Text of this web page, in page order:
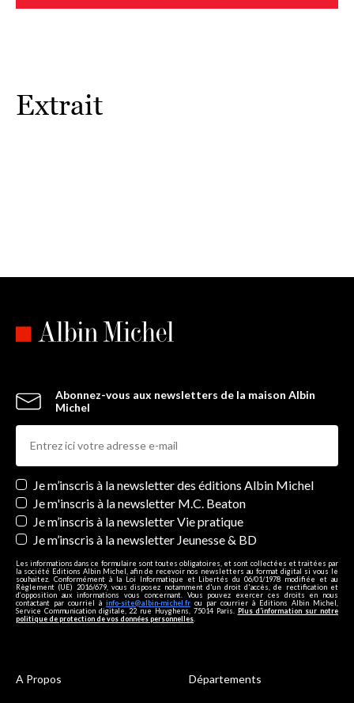
qui vous rend heureux » en mai, « vos petits et grands plaisirs
l’autre. Vous avancerez ainsi main dans la main pour le
meilleur... et le meilleur !
Extrait
Abonnez-vous aux newsletters de la maison Albin
Michel
Newsletters
Je m’inscris à la newsletter des éditions Albin Michel
Je m'inscris à la newsletter M.C. Beaton
Je m’inscris à la newsletter Vie pratique
Je m’inscris à la newsletter Jeunesse & BD
Les informations dans ce formulaire sont toutes obligatoires, et sont collectées et traitées par
la société Editions Albin Michel, afin de recevoir nos newsletters au format digital si vous le
souhaitez. Conformément à la Loi Informatique et Libertés du 06/01/1978 modifiée et au
Règlement (UE) 2016/679, vous disposez notamment d'un droit d'accès, de rectification et
d’opposition aux informations vous concernant. Vous pouvez exercer ces droits en nous
contactant par courriel à info-site@albin-michel.fr ou par courrier à Editions Albin Michel,
Service Communication digitale, 22 rue Huyghens, 75014 Paris. Plus d’information sur notre
politique de protection de vos données personnelles
A Propos Départements